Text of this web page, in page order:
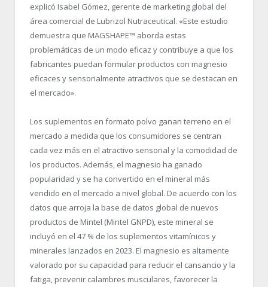
explicó Isabel Gómez, gerente de marketing global del
área comercial de Lubrizol Nutraceutical. «Este estudio
demuestra que MAGSHAPE™ aborda estas
problemáticas de un modo eficaz y contribuye a que los
fabricantes puedan formular productos con magnesio
eficaces y sensorialmente atractivos que se destacan en
el mercado».
Los suplementos en formato polvo ganan terreno en el
mercado a medida que los consumidores se centran
cada vez más en el atractivo sensorial y la comodidad de
los productos. Además, el magnesio ha ganado
popularidad y se ha convertido en el mineral más
vendido en el mercado a nivel global. De acuerdo con los
datos que arroja la base de datos global de nuevos
productos de Mintel (Mintel GNPD), este mineral se
incluyó en el 47 % de los suplementos vitamínicos y
minerales lanzados en 2023. El magnesio es altamente
valorado por su capacidad para reducir el cansancio y la
fatiga, prevenir calambres musculares, favorecer la